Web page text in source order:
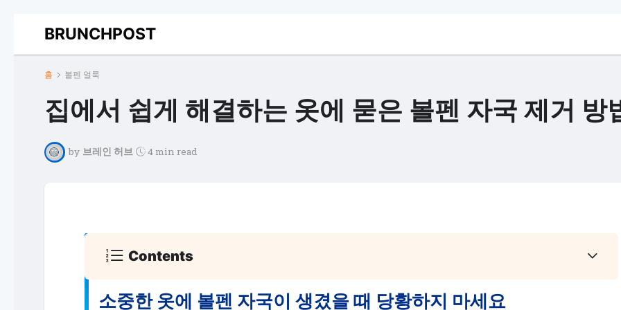
BRUNCHPOST
홈 볼펜 얼룩
집에서 쉽게 해결하는 옷에 묻은 볼펜 자국 제거 방
by 브레인 허브 4 min read
Contents
소중한 옷에 볼펜 자국이 생겼을 때 당황하지 마세요